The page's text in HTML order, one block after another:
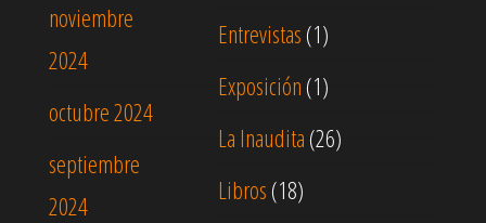
Entrevistas (1)
Exposición(1)
La Inaudita(26)
Libros (18)
noviembre
2024
octubre 2024
septiembre
2024